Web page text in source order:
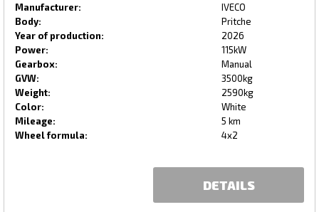
Manufacturer:
IVECO
Body:
Pritche
Year of production:
2026
Power:
115kW
Gearbox:
Manual
GVW:
3500kg
Weight:
2590kg
Color:
White
Mileage:
5 km
Wheel formula:
4x2
DETAILS